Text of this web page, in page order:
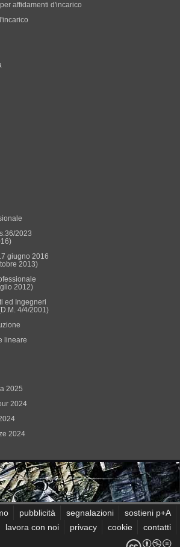
affidamenti d'incarico
2023
giugno 2016
2013)
2012)
ed Ingegneri
4/4/2001)
lineare
2025
2024
2024
pubblicità segnalazioni
sostieni p+A
lavora con noi
privacy cookie contatti